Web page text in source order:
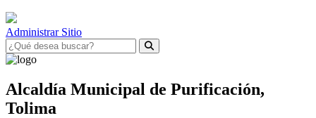
Administrar Sitio
Alcaldía Municipal de Purificación,
Tolima